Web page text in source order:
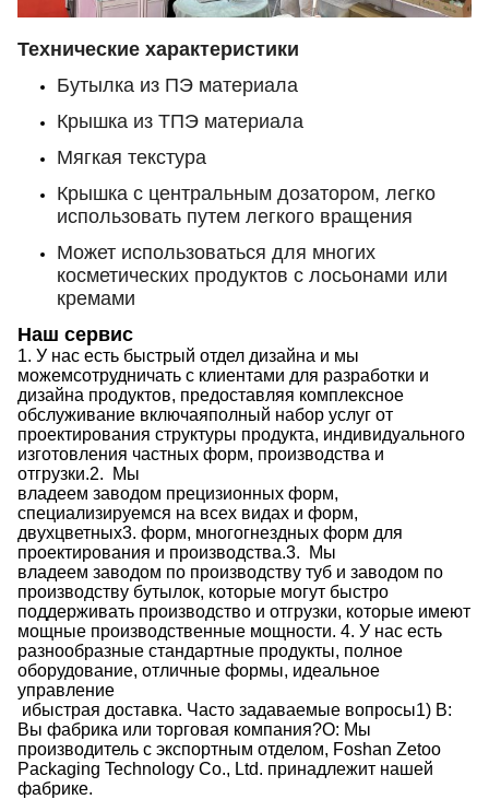
Технические характеристики
Бутылка из ПЭ материала
Крышка из ТПЭ материала
Мягкая текстура
Крышка с центральным дозатором, легко
использовать путем легкого вращения
Может использоваться для многих
косметических продуктов с лосьонами или
кремами
Наш сервис
1. У нас есть быстрый отдел дизайна и мы
можемсотрудничать с клиентами для разработки и
дизайна продуктов, предоставляя комплексное
обслуживание включаяполный набор услуг от
проектирования структуры продукта, индивидуального
изготовления частных форм, производства и
отгрузки.2.
Мы
владеем заводом прецизионных форм,
специализируемся на всех видах и форм,
двухцветных3. форм, многогнездных форм для
проектирования и производства.3.
Мы
владеем заводом по производству туб и заводом по
производству бутылок, которые могут быстро
поддерживать производство и отгрузки, которые имеют
мощные производственные мощности. 4. У нас есть
разнообразные стандартные продукты, полное
оборудование, отличные формы, идеальное
управление
ибыстрая доставка. Часто задаваемые вопросы1) В:
Вы фабрика или торговая компания?О: Мы
производитель с экспортным отделом, Foshan Zetoo
Packaging Technology Co., Ltd. принадлежит нашей
фабрике.